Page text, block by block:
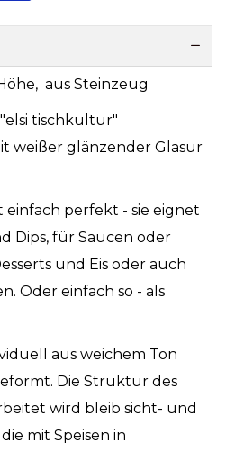
aus Steinzeug
tischkultur"
weißer glänzender Glasur
einfach perfekt - sie eignet
Dips, für Saucen oder
und Eis oder auch
Oder einfach so - als
aus weichem Ton
Die Struktur des
wird bleib sicht- und
mit Speisen in